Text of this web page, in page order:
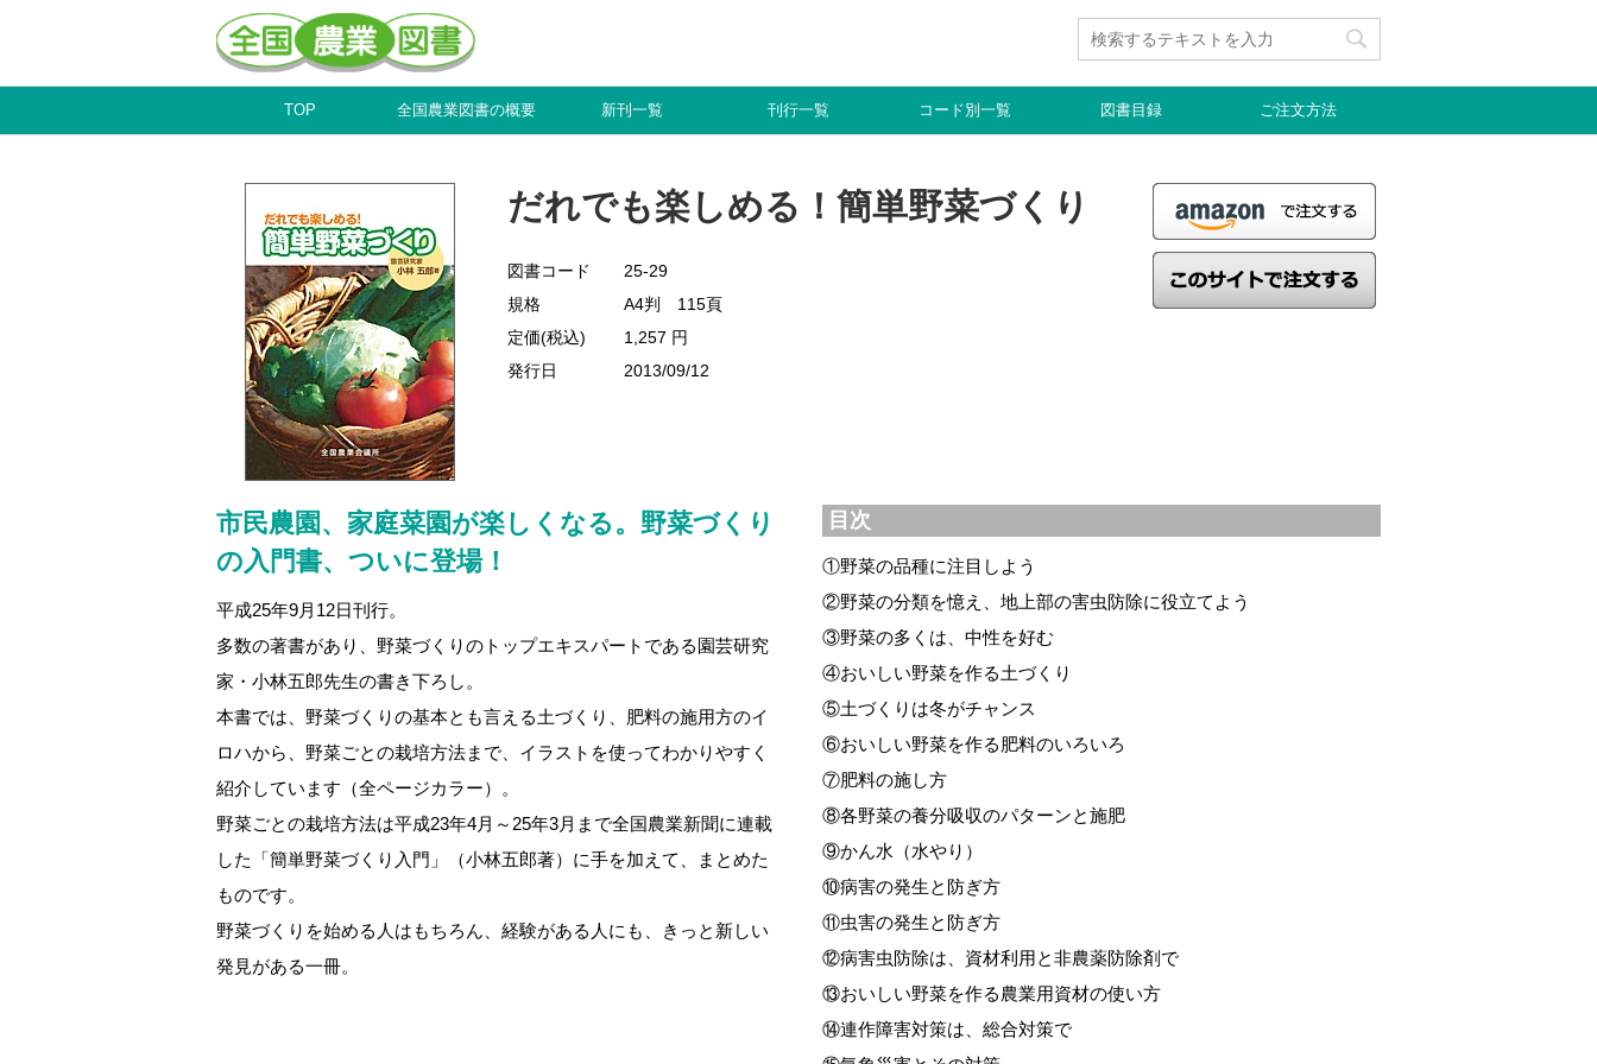
TOP 全国農業図書の概要 新刊一覧 刊行一覧 コード別一覧 図書目録 ご注文方法
だれでも楽しめる！簡単野菜づくり
図書コード
25-29
規格
A4判 115頁
定価(税込)
1,257 円
発行日
2013/09/12
市民農園、家庭菜園が楽しくなる。野菜づくり
の入門書、ついに登場！
平成25年9月12日刊行。
多数の著書があり、野菜づくりのトップエキスパートである園芸研究
家・小林五郎先生の書き下ろし。
本書では、野菜づくりの基本とも言える土づくり、肥料の施用方のイ
ロハから、野菜ごとの栽培方法まで、イラストを使ってわかりやすく
紹介しています（全ページカラー）。
野菜ごとの栽培方法は平成23年4月～25年3月まで全国農業新聞に連載
した「簡単野菜づくり入門」（小林五郎著）に手を加えて、まとめた
ものです。
野菜づくりを始める人はもちろん、経験がある人にも、きっと新しい
発見がある一冊。
目次
①野菜の品種に注目しよう
②野菜の分類を憶え、地上部の害虫防除に役立てよう
③野菜の多くは、中性を好む
④おいしい野菜を作る土づくり
⑤土づくりは冬がチャンス
⑥おいしい野菜を作る肥料のいろいろ
⑦肥料の施し方
⑧各野菜の養分吸収のパターンと施肥
⑨かん水（水やり）
⑩病害の発生と防ぎ方
⑪虫害の発生と防ぎ方
⑫病害虫防除は、資材利用と非農薬防除剤で
⑬おいしい野菜を作る農業用資材の使い方
⑭連作障害対策は、総合対策で